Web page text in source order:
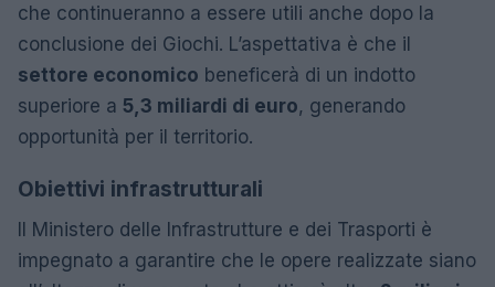
che continueranno a essere utili anche dopo la
conclusione dei Giochi. L’aspettativa è che il
settore economico beneficerà di un indotto
superiore a 5,3 miliardi di euro, generando
opportunità per il territorio.
Obiettivi infrastrutturali
Il Ministero delle Infrastrutture e dei Trasporti è
impegnato a garantire che le opere realizzate siano